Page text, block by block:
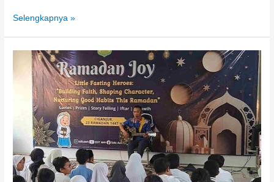
Selengkapnya »
Gemilang
Indonesia
Gelar
Roadshow
Literasi
Islam
Tebuireng
Abdul